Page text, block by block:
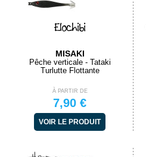
Elochibi
MISAKI
Pêche verticale - Tataki
Turlutte Flottante
À PARTIR DE
7,90 €
VOIR LE PRODUIT